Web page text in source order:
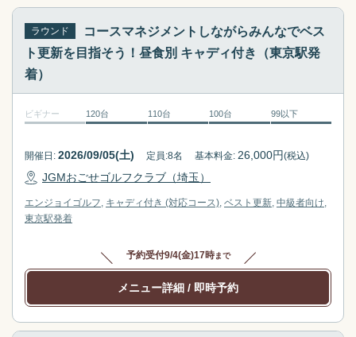
ラウンド
コースマネジメントしながらみんなでベス
ト更新を目指そう！昼食別 キャディ付き（東京駅発
着）
ビギナー 120台 110台 100台 99以下
開催日: 2026/09/05(土) 定員:8名 基本料金: 26,000円(税込)
JGMおごせゴルフクラブ（埼玉）
エンジョイゴルフ キャディ付き (対応コース) ベスト更新 中級者向け
東京駅発着
予約受付9/4(金)17時まで
メニュー詳細 / 即時予約